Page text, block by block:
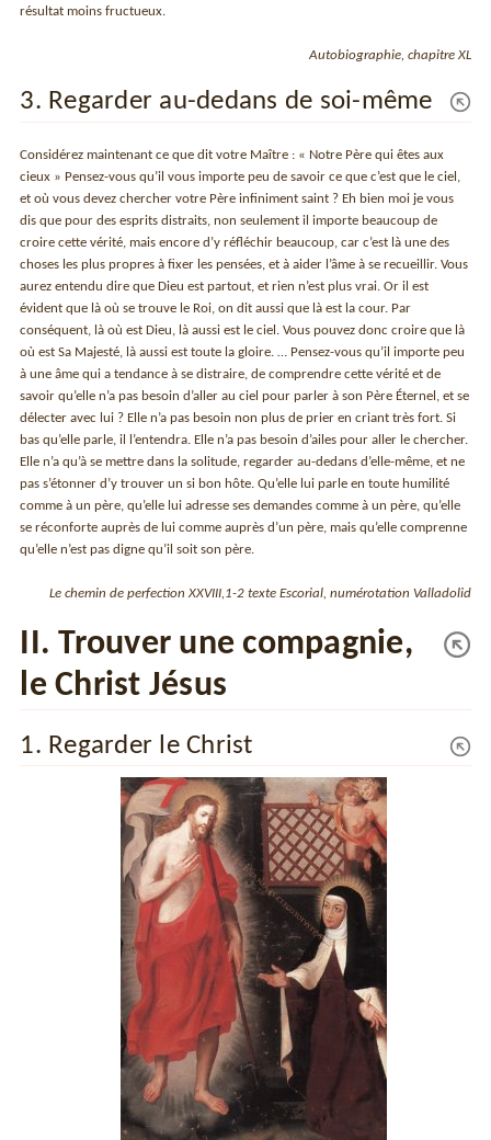
résultat moins fructueux.
Autobiographie, chapitre XL
3. Regarder au-dedans de soi-même
Considérez maintenant ce que dit votre Maître : « Notre Père qui êtes aux
cieux » Pensez-vous qu’il vous importe peu de savoir ce que c’est que le ciel,
et où vous devez chercher votre Père infiniment saint ? Eh bien moi je vous
dis que pour des esprits distraits, non seulement il importe beaucoup de
croire cette vérité, mais encore d’y réfléchir beaucoup, car c’est là une des
choses les plus propres à fixer les pensées, et à aider l’âme à se recueillir. Vous
aurez entendu dire que Dieu est partout, et rien n’est plus vrai. Or il est
évident que là où se trouve le Roi, on dit aussi que là est la cour. Par
conséquent, là où est Dieu, là aussi est le ciel. Vous pouvez donc croire que là
où est Sa Majesté, là aussi est toute la gloire. … Pensez-vous qu’il importe peu
à une âme qui a tendance à se distraire, de comprendre cette vérité et de
savoir qu’elle n’a pas besoin d’aller au ciel pour parler à son Père Éternel, et se
délecter avec lui ? Elle n’a pas besoin non plus de prier en criant très fort. Si
bas qu’elle parle, il l’entendra. Elle n’a pas besoin d’ailes pour aller le chercher.
Elle n’a qu’à se mettre dans la solitude, regarder au-dedans d’elle-même, et ne
pas s’étonner d’y trouver un si bon hôte. Qu’elle lui parle en toute humilité
comme à un père, qu’elle lui adresse ses demandes comme à un père, qu’elle
se réconforte auprès de lui comme auprès d’un père, mais qu’elle comprenne
qu’elle n’est pas digne qu’il soit son père.
Le chemin de perfection XXVIII,1-2 texte Escorial, numérotation Valladolid
II. Trouver une compagnie,
le Christ Jésus
1. Regarder le Christ